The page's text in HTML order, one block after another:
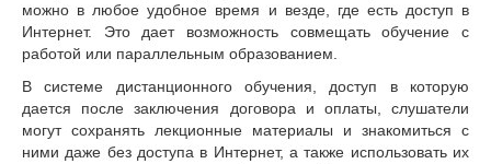
можно в любое удобное время и везде, где есть доступ в
Интернет. Это дает возможность совмещать обучение с
работой или параллельным образованием.
В системе дистанционного обучения, доступ в которую
дается после заключения договора и оплаты, слушатели
могут сохранять лекционные материалы и знакомиться с
ними даже без доступа в Интернет, а также использовать их